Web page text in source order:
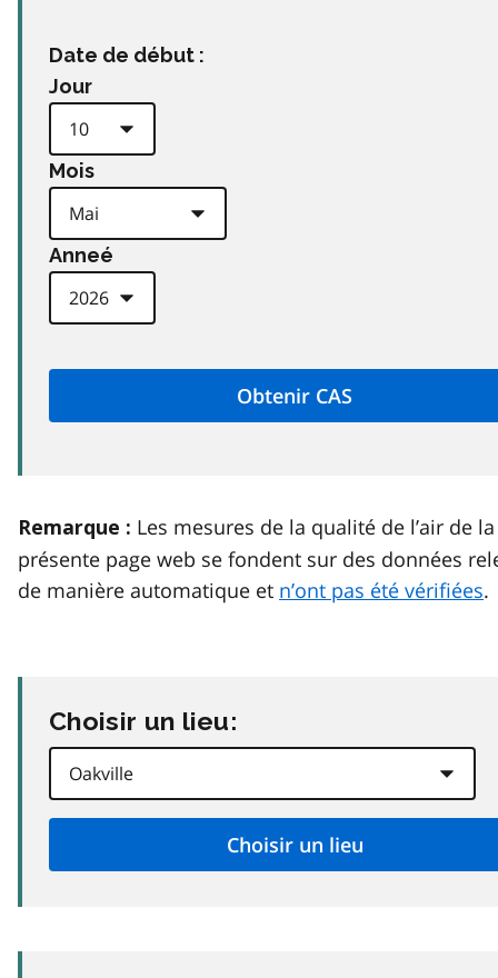
Date de début :
Jour
Mois
Anneé
Remarque : Les mesures de la qualité de l’air de la
présente page web se fondent sur des données
de manière automatique et n’ont pas été vérifiées.
Choisir un lieu: